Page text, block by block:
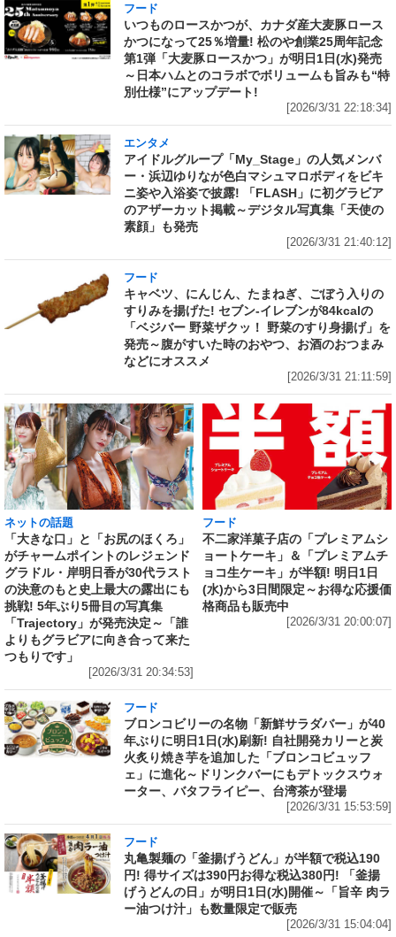
フード
いつものロースかつが、カナダ産大麦豚ロース
かつになって25％増量! 松のや創業25周年記念
第1弾「大麦豚ロースかつ」が明日1日(水)発売
～日本ハムとのコラボでボリュームも旨みも“特
別仕様”にアップデート!
[2026/3/31 22:18:34]
エンタメ
アイドルグループ「My_Stage」の人気メンバ
ー・浜辺ゆりなが色白マシュマロボディをビキ
ニ姿や入浴姿で披露! 「FLASH」に初グラビア
のアザーカット掲載～デジタル写真集「天使の
素顔」も発売
[2026/3/31 21:40:12]
フード
キャベツ、にんじん、たまねぎ、ごぼう入りの
すりみを揚げた! セブン‐イレブンが84kcalの
「ベジバー 野菜ザクッ！ 野菜のすり身揚げ」を
発売～腹がすいた時のおやつ、お酒のおつまみ
などにオススメ
[2026/3/31 21:11:59]
ネットの話題
「大きな口」と「お尻のほくろ」
がチャームポイントのレジェンド
グラドル・岸明日香が30代ラスト
の決意のもと史上最大の露出にも
挑戦! 5年ぶり5冊目の写真集
「Trajectory」が発売決定～「誰
よりもグラビアに向き合って来た
つもりです」
[2026/3/31 20:34:53]
フード
不二家洋菓子店の「プレミアムシ
ョートケーキ」＆「プレミアムチ
ョコ生ケーキ」が半額! 明日1日
(水)から3日間限定～お得な応援価
格商品も販売中
[2026/3/31 20:00:07]
フード
ブロンコビリーの名物「新鮮サラダバー」が40
年ぶりに明日1日(水)刷新! 自社開発カリーと炭
火炙り焼き芋を追加した「ブロンコビュッフ
ェ」に進化～ドリンクバーにもデトックスウォ
ーター、バタフライピー、台湾茶が登場
[2026/3/31 15:53:59]
フード
丸亀製麺の「釜揚げうどん」が半額で税込190
円! 得サイズは390円お得な税込380円! 「釜揚
げうどんの日」が明日1日(水)開催～「旨辛 肉ラ
ー油つけ汁」も数量限定で販売
[2026/3/31 15:04:04]